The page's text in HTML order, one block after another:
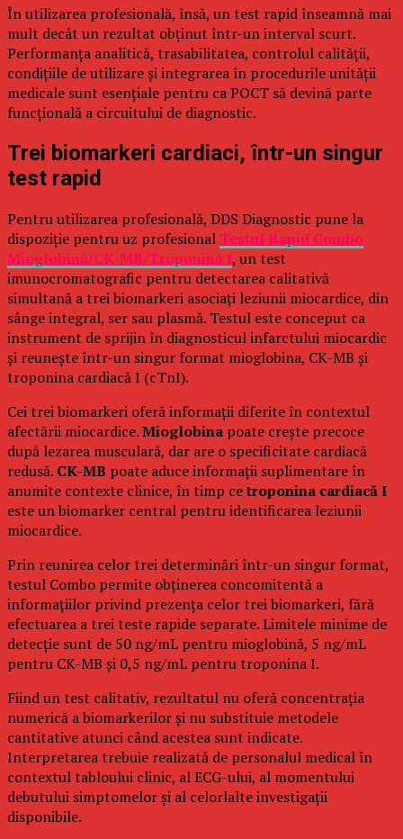
În utilizarea profesională, însă, un test rapid înseamnă mai
mult decât un rezultat obținut într-un interval scurt.
Performanța analitică, trasabilitatea, controlul calității,
condițiile de utilizare și integrarea în procedurile unității
medicale sunt esențiale pentru ca POCT să devină parte
funcțională a circuitului de diagnostic.
Trei biomarkeri cardiaci, într-un singur
test rapid
Pentru utilizarea profesională, DDS Diagnostic pune la
dispoziție pentru uz profesional Testul Rapid Combo
Mioglobină/CK-MB/Troponină I, un test
imunocromatografic pentru detectarea calitativă
simultană a trei biomarkeri asociați leziunii miocardice, din
sânge integral, ser sau plasmă. Testul este conceput ca
instrument de sprijin în diagnosticul infarctului miocardic
și reunește într-un singur format mioglobina, CK-MB și
troponina cardiacă I (cTnI).
Cei trei biomarkeri oferă informații diferite în contextul
afectării miocardice.Mioglobina poate crește precoce
după lezarea musculară, dar are o specificitate cardiacă
redusă. CK-MB poate aduce informații suplimentare în
anumite contexte clinice, în timp cetroponina cardiacă I
este un biomarker central pentru identificarea leziunii
miocardice.
Prin reunirea celor trei determinări într-un singur format,
testul Combo permite obținerea concomitentă a
informațiilor privind prezența celor trei biomarkeri, fără
efectuarea a trei teste rapide separate. Limitele minime de
detecție sunt de 50 ng/mL pentru mioglobină, 5 ng/mL
pentru CK-MB și 0,5 ng/mL pentru troponina I.
Fiind un test calitativ, rezultatul nu oferă concentrația
numerică a biomarkerilor și nu substituie metodele
cantitative atunci când acestea sunt indicate.
Interpretarea trebuie realizată de personalul medical în
contextul tabloului clinic, al ECG-ului, al momentului
debutului simptomelor și al celorlalte investigații
disponibile.